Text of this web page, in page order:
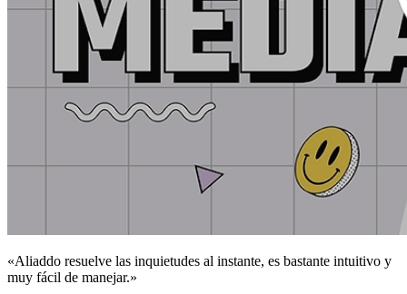
«Aliaddo resuelve las inquietudes al instante, es bastante intuitivo y
muy fácil de manejar.»